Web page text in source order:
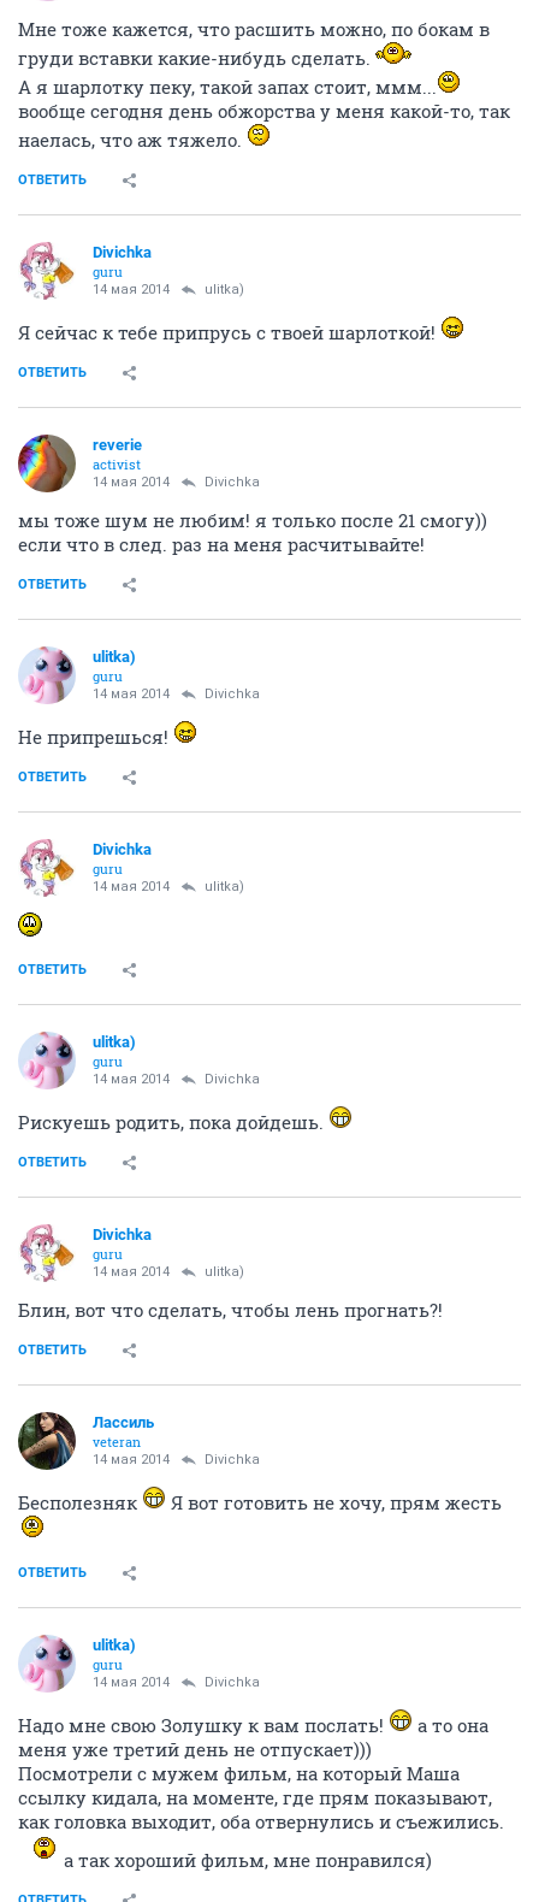
Мне тоже кажется, что расшить можно, по бокам в
груди вставки какие-нибудь сделать.
А я шарлотку пеку, такой запах стоит, ммм...
вообще сегодня день обжорства у меня какой-то, так
наелась, что аж тяжело.
ОТВЕТИТЬ
Divichka
guru
14 мая 2014 ulitka)
Я сейчас к тебе припрусь с твоей шарлоткой!
ОТВЕТИТЬ
reverie
activist
14 мая 2014 Divichka
мы тоже шум не любим! я только после 21 смогу))
если что в след. раз на меня расчитывайте!
ОТВЕТИТЬ
ulitka)
guru
14 мая 2014 Divichka
Не припрешься!
ОТВЕТИТЬ
Divichka
guru
14 мая 2014 ulitka)
ОТВЕТИТЬ
ulitka)
guru
14 мая 2014 Divichka
Рискуешь родить, пока дойдешь.
ОТВЕТИТЬ
Divichka
guru
14 мая 2014 ulitka)
Блин, вот что сделать, чтобы лень прогнать?!
ОТВЕТИТЬ
Лассиль
veteran
14 мая 2014 Divichka
Бесполезняк Я вот готовить не хочу, прям жесть
ОТВЕТИТЬ
ulitka)
guru
14 мая 2014 Divichka
Надо мне свою Золушку к вам послать!
а то она
меня уже третий день не отпускает)))
Посмотрели с мужем фильм, на который Маша
ссылку кидала, на моменте, где прям показывают,
как головка выходит, оба отвернулись и съежились.
а так хороший фильм, мне понравился)